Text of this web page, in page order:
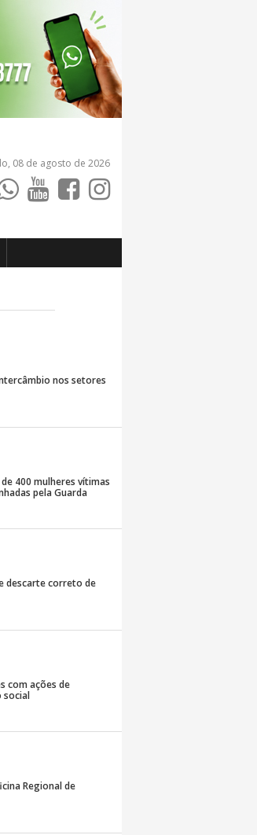
08 de agosto de 2026
nos setores
400 mulheres vítimas
pela Guarda
descarte correto de
com ações de
social
Regional de